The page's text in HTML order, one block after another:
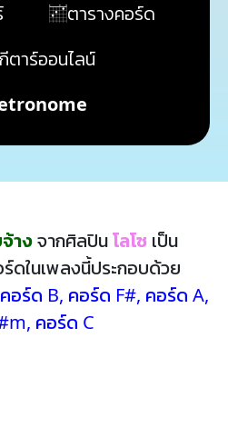
ตารางคอร์ด
ตาร์ออนไลน์
างจากศิลปินโลโซ เป็น
ดในเพลงนี้ประกอบด้วย
คอร์ด B, คอร์ด F#, คอร์ด A,
, คอร์ด C